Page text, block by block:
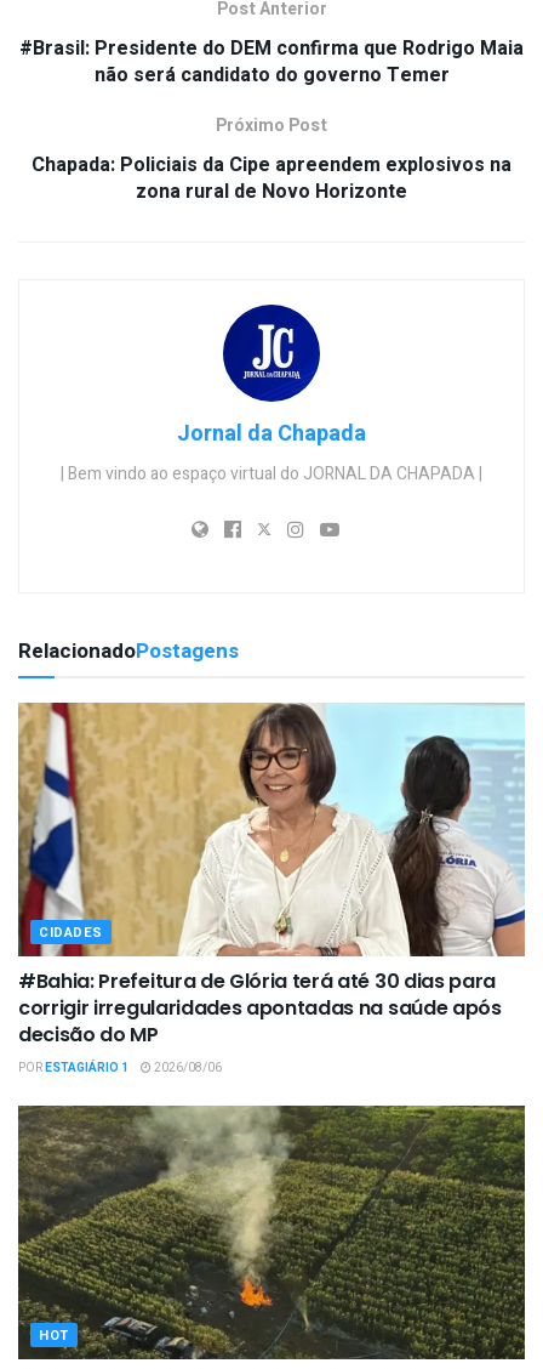
Post Anterior
#Brasil: Presidente do DEM confirma que Rodrigo Maia
não será candidato do governo Temer
Próximo Post
Chapada: Policiais da Cipe apreendem explosivos na
zona rural de Novo Horizonte
Jornal da Chapada
| Bem vindo ao espaço virtual do JORNAL DA CHAPADA |
RelacionadoPostagens
CIDADES
#Bahia: Prefeitura de Glória terá até 30 dias para
corrigir irregularidades apontadas na saúde após
decisão do MP
PORESTAGIÁRIO 1 2026/08/06
HOT